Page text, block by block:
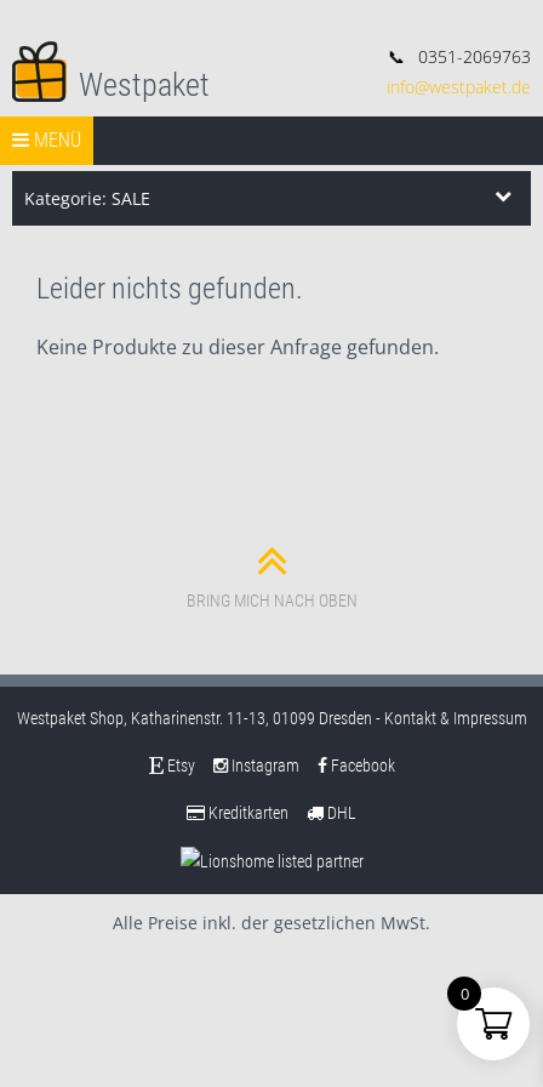
Deko, Geschenke und Konsorten.
📞
0351-2069763
info@westpaket.de
Westpaket
Springe zum Inhalt
MENÜ
START
Search
Search
Kategorie: SALE
Leider nichts gefunden.
Keine Produkte zu dieser Anfrage gefunden.
BRING MICH NACH OBEN
Westpaket Shop, Katharinenstr. 11-13, 01099 Dresden - Kontakt & Impressum
Etsy Instagram Facebook
Kreditkarten DHL
Alle Preise inkl. der gesetzlichen MwSt.
0